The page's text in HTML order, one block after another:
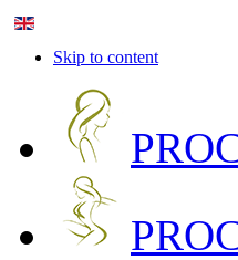
Skip to content